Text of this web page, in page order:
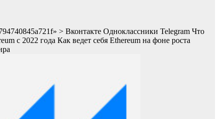
> Вконтакте Одноклассники Telegram Что
с 2022 года Как ведет себя Ethereum на фоне роста